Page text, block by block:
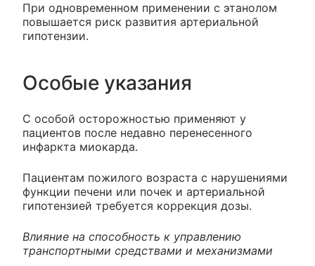
При одновременном применении с этанолом
повышается риск развития артериальной
гипотензии.
Особые указания
С особой осторожностью применяют у
пациентов после недавно перенесенного
инфаркта миокарда.
Пациентам пожилого возраста с нарушениями
функции печени или почек и артериальной
гипотензией требуется коррекция дозы.
Влияние на способность к управлению
транспортными средствами и механизмами